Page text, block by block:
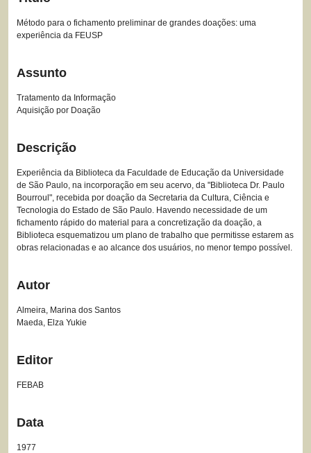
Método para o fichamento preliminar de grandes doações: uma
experiência da FEUSP
Assunto
Tratamento da Informação
Aquisição por Doação
Descrição
Experiência da Biblioteca da Faculdade de Educação da Universidade
de São Paulo, na incorporação em seu acervo, da "Biblioteca Dr. Paulo
Bourroul", recebida por doação da Secretaria da Cultura, Ciência e
Tecnologia do Estado de São Paulo. Havendo necessidade de um
fichamento rápido do material para a concretização da doação, a
Biblioteca esquematizou um plano de trabalho que permitisse estarem as
obras relacionadas e ao alcance dos usuários, no menor tempo possível.
Autor
Almeira, Marina dos Santos
Maeda, Elza Yukie
Editor
FEBAB
Data
1977